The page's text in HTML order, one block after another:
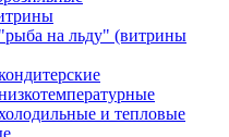
на льду" (витрины
и тепловые